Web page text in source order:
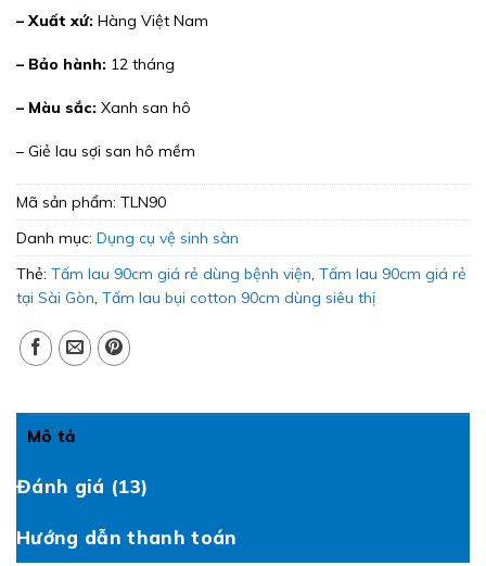
– Xuất xứ: Hàng Việt Nam
– Bảo hành: 12 tháng
– Màu sắc: Xanh san hô
– Giẻ lau sợi san hô mềm
Mã sản phẩm: TLN90
Danh mục: Dụng cụ vệ sinh sàn
Thẻ: Tấm lau 90cm giá rẻ dùng bệnh viện, Tấm lau 90cm giá rẻ
tại Sài Gòn, Tấm lau bụi cotton 90cm dùng siêu thị
Mô tả
Đánh giá (13)
Hướng dẫn thanh toán